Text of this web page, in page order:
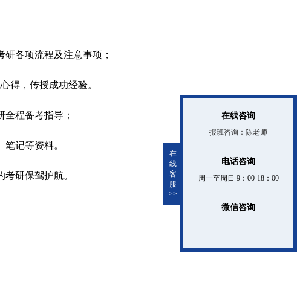
各项流程及注意事项；
得，传授成功经验。
程备考指导；
记等资料。
研保驾护航。
在
线
客
服
>>
在线咨询
报班咨询：陈老师
电话咨询
周一至周日 9：00-18：00
微信咨询